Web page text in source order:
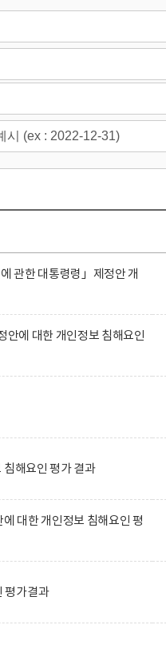
관한 대통령령」제정안 개
안에 대한 개인정보 침해요인
침해요인 평가 결과
대한 개인정보 침해요인 평
평가결과